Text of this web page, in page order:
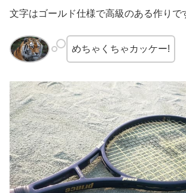
文字はゴールド仕様で高級のある作りで
めちゃくちゃカッケー!